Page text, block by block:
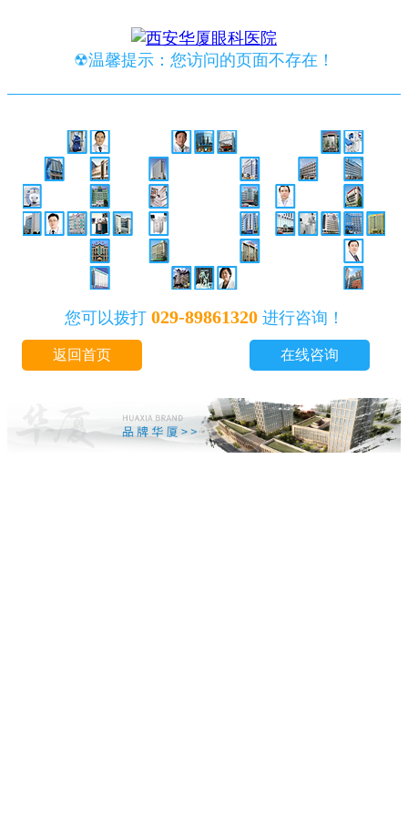
☢温馨提示：您访问的页面不存在！
您可以拨打 029-89861320进行咨询！
返回首页 在线咨询